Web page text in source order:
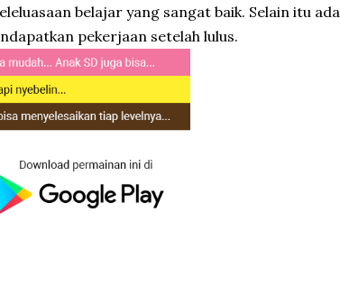
belajar yang sangat baik. Selain itu ada
pekerjaan setelah lulus.